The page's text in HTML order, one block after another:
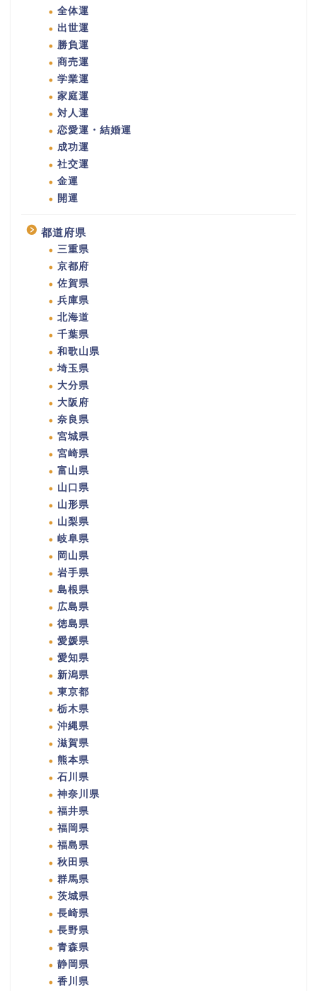
全体運
出世運
勝負運
商売運
学業運
家庭運
対人運
恋愛運・結婚運
成功運
社交運
金運
開運
都道府県
三重県
京都府
佐賀県
兵庫県
北海道
千葉県
和歌山県
埼玉県
大分県
大阪府
奈良県
宮城県
宮崎県
富山県
山口県
山形県
山梨県
岐阜県
岡山県
岩手県
島根県
広島県
徳島県
愛媛県
愛知県
新潟県
東京都
栃木県
沖縄県
滋賀県
熊本県
石川県
神奈川県
福井県
福岡県
福島県
秋田県
群馬県
茨城県
長崎県
長野県
青森県
静岡県
香川県